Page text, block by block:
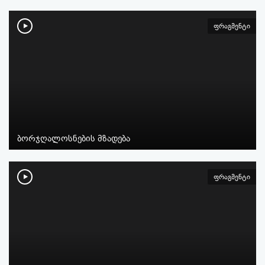
ფრაგმენტი
ბორჯღალოსნების მზადება
ფრაგმენტი